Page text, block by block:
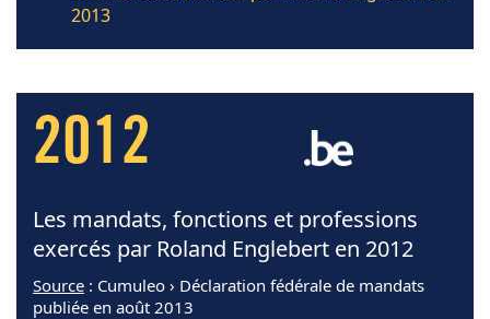
2013
2012
Les mandats, fonctions et professions
exercés par Roland Englebert en 2012
Source : Cumuleo › Déclaration fédérale de mandats
publiée en août 2013